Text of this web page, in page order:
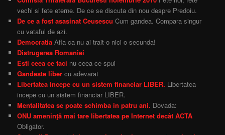
vechi si fete eterne. De ce se discuta din nou despre Predoiu.
De ce a fost asasinat Ceusescu Cum gandea. Compara singur
cu vataful de azi.
Democratia Afla ca nu ai trait-o nici o secunda!
Distrugerea Romaniei
Esti ceea ce faci nu ceea ce spui
Gandeste liber cu adevarat
Libertatea incepe cu un sistem financiar LIBER. Libertatea
incepe cu un sistem financiar LIBER.
Mentalitatea se poate schimba in patru ani. Dovada:
ONU ameninţă mai tare libertatea pe Internet decât ACTA
Obligator.